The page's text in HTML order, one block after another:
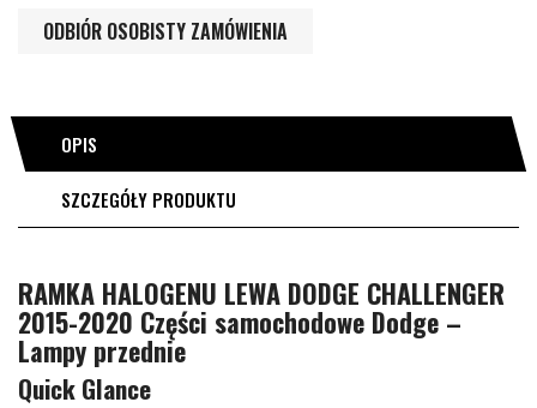
ODBIÓR OSOBISTY ZAMÓWIENIA
OPIS
SZCZEGÓŁY PRODUKTU
RAMKA HALOGENU LEWA DODGE CHALLENGER
2015-2020 Części samochodowe Dodge –
Lampy przednie
Quick Glance